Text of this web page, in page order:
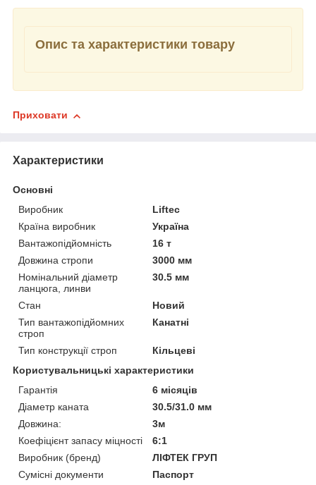
Опис та характеристики товару
Приховати
Характеристики
Основні
Виробник
Liftec
Країна виробник
Україна
Вантажопідйомність
16 т
Довжина стропи
3000 мм
Номінальний діаметр
ланцюга, линви
30.5 мм
Стан
Новий
Тип вантажопідйомних
строп
Канатні
Тип конструкції строп
Кільцеві
Користувальницькі характеристики
Гарантія
6 місяців
Діаметр каната
30.5/31.0 мм
Довжина:
3м
Коефіцієнт запасу міцності
6:1
Виробник (бренд)
ЛІФТЕК ГРУП
Сумісні документи
Паспорт